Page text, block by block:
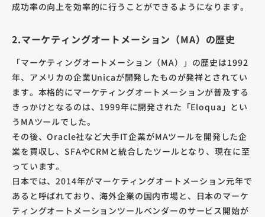
成功率の向上を効率的に行うことができるようになります。
2.マーケティングオートメーション（MA）の歴史
「マーケティングオートメーション（MA）」の歴史は1992
年、アメリカの企業Unicaが開発したものが発祥とされてい
ます。本格的にマーケティングオートメーションが普及する
きっかけとなるのは、1999年に開発された「Eloqua」とい
うMAツールでした。
その後、Oracle社など大手IT企業がMAツールを開発した企
業を買収し、SFAやCRMと統合したツールとなり、現在に至
っています。
日本では、2014年がマーケティングオートメーション元年で
あると呼ばれており、海外企業の国内市場と、日本のマーケ
ティングオートメーションツールベンダーのサービス開始が